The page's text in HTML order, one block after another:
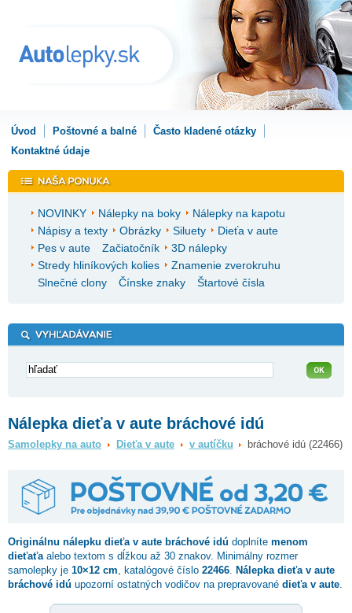
Úvod Poštovné a balné
Často kladené otázky
Kontaktné údaje
NOVINKY Nálepky na boky
Nálepky na kapotu
Nápisy a texty
Obrázky Siluety
Dieťa v aute
Pes v aute
Začiatočník
3D nálepky
Stredy hliníkových kolies
Znamenie zverokruhu
Slnečné clony
Čínske znaky Štartové čísla
Nálepka dieťa v aute bráchové idú
Samolepky na auto Dieťa v aute v autíčku bráchové idú (22466)
Originálnu nálepku dieťa v aute bráchové idú doplníte menom
dieťaťa alebo textom s dĺžkou až 30 znakov. Minimálny rozmer
samolepky je 10×12 cm , katalógové číslo 22466
Nálepka dieťa v aute
bráchové idú upozorní ostatných vodičov na prepravované dieťa v aute